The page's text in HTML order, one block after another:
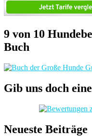
9 von 10
Buch
Gib uns doch
Neueste Beiträge